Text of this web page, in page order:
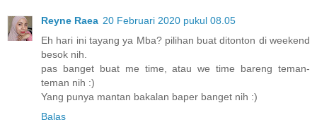
Reyne Raea 20 Februari 2020 pukul 08.05
Eh hari ini tayang ya Mba? pilihan buat ditonton di weekend
besok nih.
pas banget buat me time, atau we time bareng teman-
teman nih :)
Yang punya mantan bakalan baper banget nih :)
Balas